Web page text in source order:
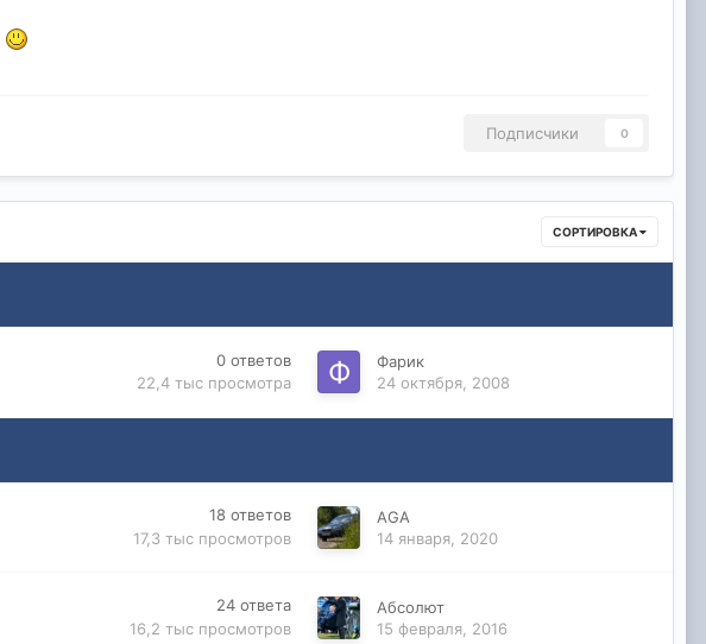
Подписчики 0
СОРТИРОВКА
0 ответов
22,4 тыс просмотра
Фарик
24 октября, 2008
18 ответов
17,3 тыс просмотров
AGA
14 января, 2020
24 ответа
16,2 тыс просмотров
Абсолют
15 февраля, 2016